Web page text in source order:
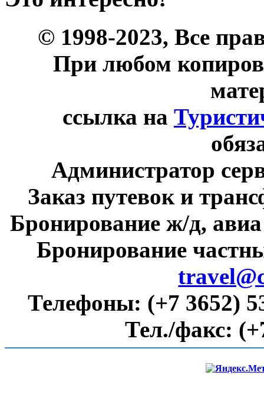
© 1998-2023, Все
При любом
ссылка на
Администратор
Заказ путевок и
Бронирование ж/д,
Бронирование
Телефоны: (+7 3652)
Тел./факс: